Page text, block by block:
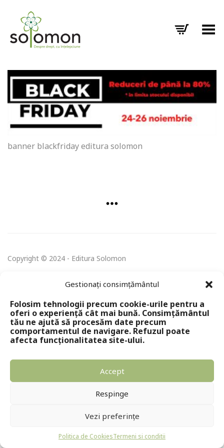
Gestionați consimțământul
Folosim tehnologii precum cookie-urile pentru a
oferi o experiență cât mai bună. Consimțământul
tău ne ajută să procesăm date precum
comportamentul de navigare. Refuzul poate
afecta funcționalitatea site-ului.
Accept
Respinge
Vezi preferințe
Politica de CookiesTermeni si conditii
Toggle Menu
banner blackfriday editura solomon
Copyright © 2024 - Editura Solomon